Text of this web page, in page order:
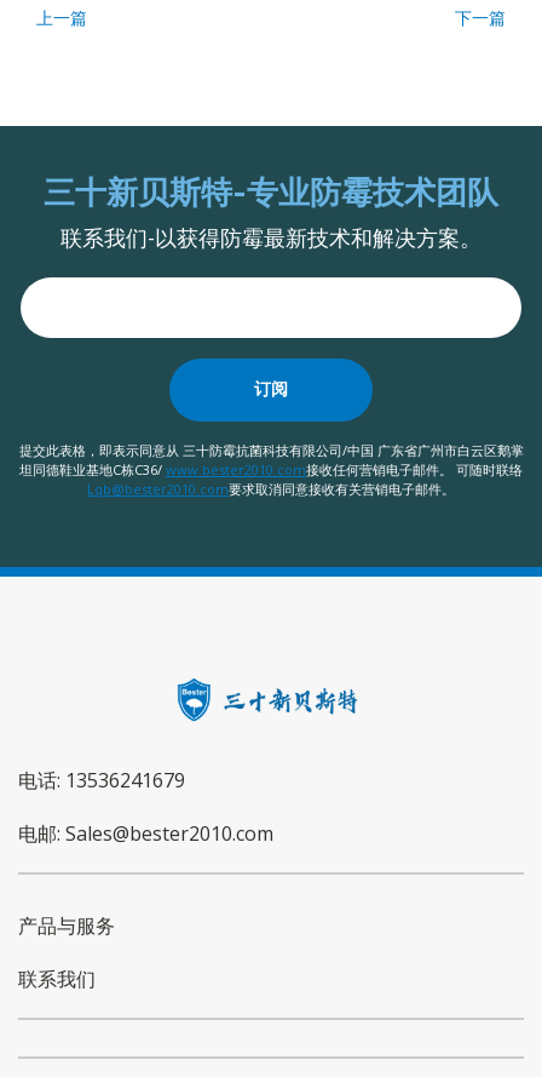
上一篇 下一篇
三十新贝斯特-专业防霉技术团队
联系我们-以获得防霉最新技术和解决方案。
订阅
提交此表格，即表示同意从 三十防霉抗菌科技有限公司/中国 广东省广州市白云区鹅掌
坦同德鞋业基地C栋C36/ www.bester2010.com接收任何营销电子邮件。 可随时联络
Lqb@bester2010.com要求取消同意接收有关营销电子邮件。
电话: 13536241679
电邮: Sales@bester2010.com
产品与服务
联系我们